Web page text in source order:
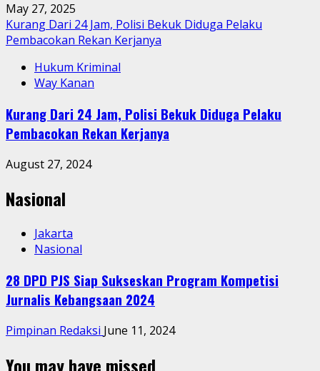
May 27, 2025
Kurang Dari 24 Jam, Polisi Bekuk Diduga Pelaku
Pembacokan Rekan Kerjanya
Hukum Kriminal
Way Kanan
Kurang Dari 24 Jam, Polisi Bekuk Diduga Pelaku
Pembacokan Rekan Kerjanya
August 27, 2024
Nasional
Jakarta
Nasional
28 DPD PJS Siap Sukseskan Program Kompetisi
Jurnalis Kebangsaan 2024
Pimpinan Redaksi June 11, 2024
You may have missed